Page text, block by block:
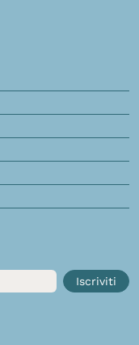
Iscriviti